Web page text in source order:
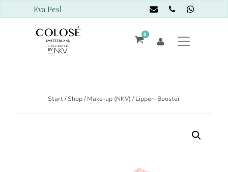
Eva Pesl
0
Start/Shop/Make-up (NKV) / Lippen-Booster